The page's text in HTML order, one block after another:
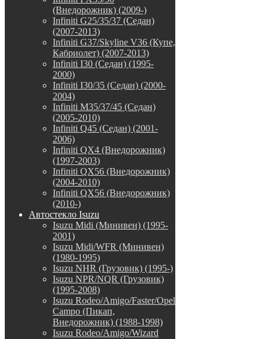
(Внедорожник) (2009-)
Infiniti G25/35/37 (Седан)
(2007-2013)
Infiniti G37/Skyline V36 (Купе,
Кабриолет) (2007-2013)
Infiniti I30 (Седан) (1995-
2000)
Infiniti I30/35 (Седан) (2000-
2004)
Infiniti M35/37/45 (Седан)
(2005-2010)
Infiniti Q45 (Седан) (2001-
2006)
Infiniti QX4 (Внедорожник)
(1997-2003)
Infiniti QX56 (Внедорожник)
(2004-2010)
Infiniti QX56 (Внедорожник)
(2010-)
Автостекло Isuzu
Isuzu Midi (Минивен) (1995-
2001)
Isuzu Midi/WFR (Минивен)
(1980-1995)
Isuzu NHR (Грузовик) (1995-)
Isuzu NPR/NQR (Грузовик)
(1995-2008)
Isuzu Rodeo/Amigo/Faster/Opel
Campo (Пикап,
Внедорожник) (1988-1998)
Isuzu Rodeo/Amigo/Wizard